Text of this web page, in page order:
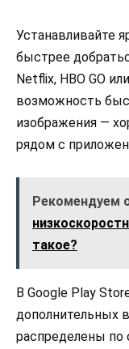
Устанавливайте
быстрее
Netflix, HBO GO
возможность
изображения —
рядом с
Рекомендуем
такое?
В Google Play
дополнительных
распределены по